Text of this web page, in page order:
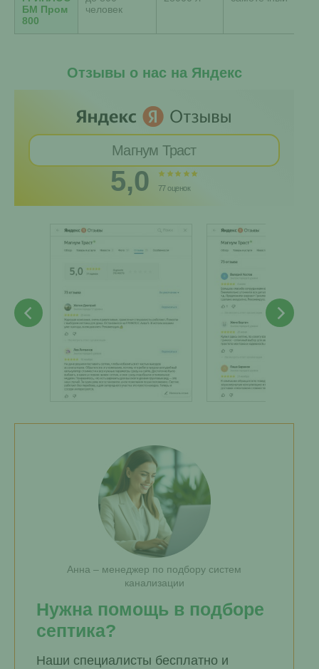
БМ Пром
800
человек
Отзывы о нас на Яндекс
Магнум Траст
5,0 77 оценок
Анна – менеджер по подбору систем
канализации
Нужна помощь в подборе
септика?
Наши специалисты бесплатно и